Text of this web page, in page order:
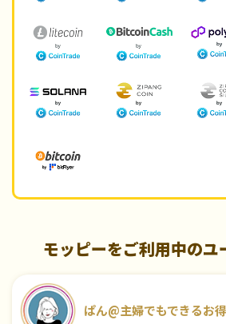
モッピーをご利用中のユ
ぱん@主婦でもできるお